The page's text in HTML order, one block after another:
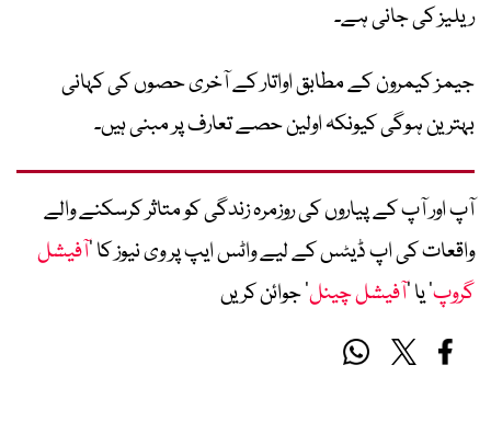
ریلیز کی جانی ہے۔
جیمز کیمرون کے مطابق اواتار کے آخری حصوں کی کہانی
بہترین ہوگی کیونکہ اولین حصے تعارف پر مبنی ہیں۔
آپ اور آپ کے پیاروں کی روزمرہ زندگی کو متاثر کرسکنے والے
واقعات کی اپ ڈیٹس کے لیے واٹس ایپ پر وی نیوز کا ’آفیشل
گروپ‘ یا ’آفیشل چینل‘ جوائن کریں